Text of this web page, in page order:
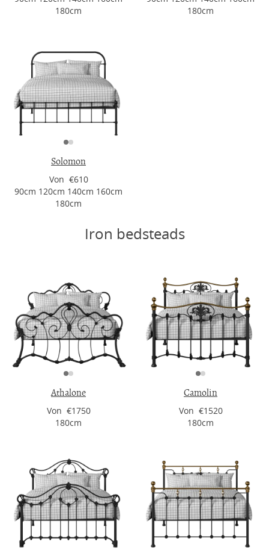
180cm
180cm
Solomon
Von €610
90cm 120cm 140cm 160cm
180cm
Iron bedsteads
Athalone
Von €1750
180cm
Camolin
Von €1520
180cm